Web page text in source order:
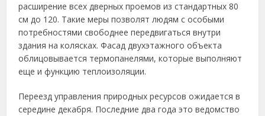
расширение всех дверных проемов из стандартных 80
см до 120. Такие меры позволят людям с особыми
потребностями свободнее передвигаться внутри
здания на колясках. Фасад двухэтажного объекта
облицовывается термопанелями, которые выполняют
еще и функцию теплоизоляции.
Переезд управления природных ресурсов ожидается в
середине декабря. Последние два года это ведомство